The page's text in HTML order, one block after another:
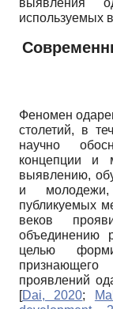
используемых
Феномен
столетий, в
научно
концепции и
выявлению,
и молодежи,
публикуемых
веков
объединению
целью
проявлений
[Dai, 2020;